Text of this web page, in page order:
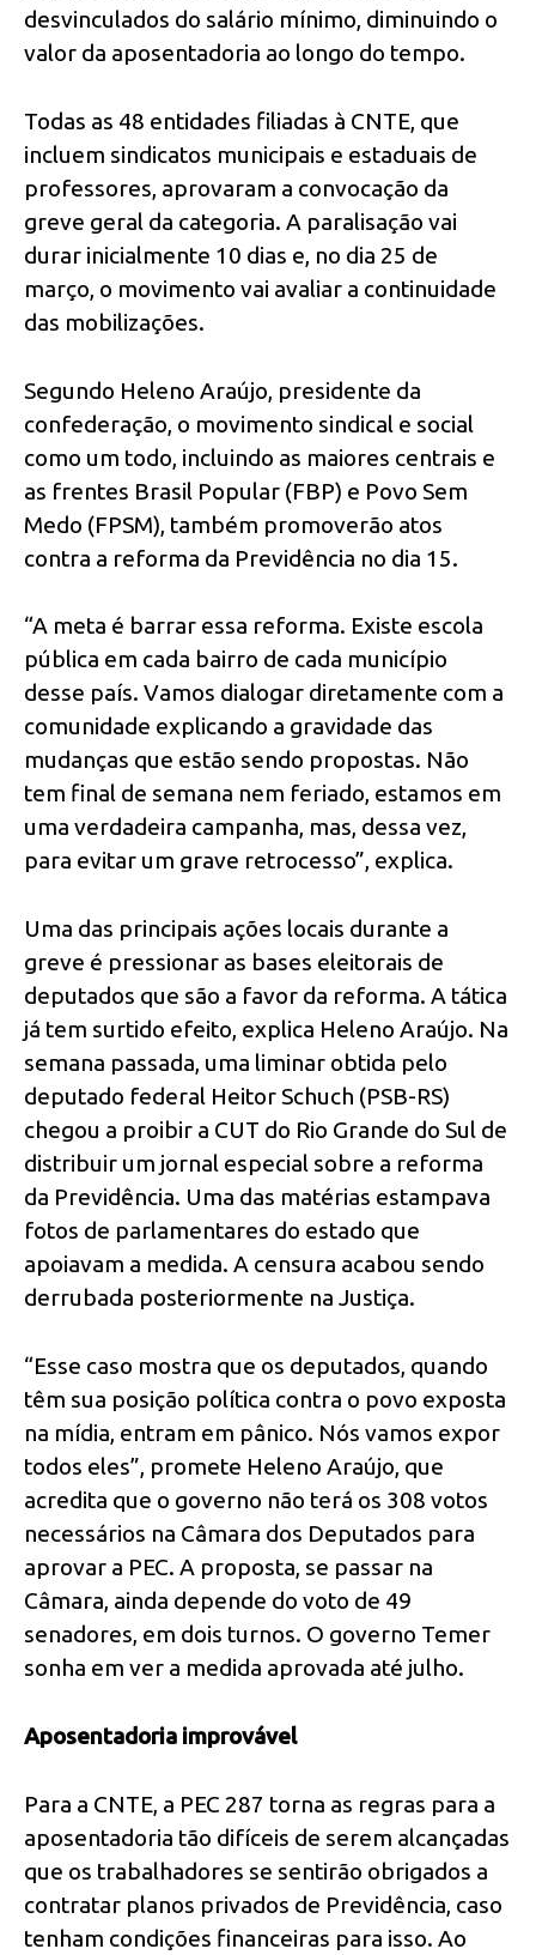
desvinculados do salário mínimo, diminuindo o
valor da aposentadoria ao longo do tempo.
Todas as 48 entidades filiadas à CNTE, que
incluem sindicatos municipais e estaduais de
professores, aprovaram a convocação da
greve geral da categoria. A paralisação vai
durar inicialmente 10 dias e, no dia 25 de
março, o movimento vai avaliar a continuidade
das mobilizações.
Segundo Heleno Araújo, presidente da
confederação, o movimento sindical e social
como um todo, incluindo as maiores centrais e
as frentes Brasil Popular (FBP) e Povo Sem
Medo (FPSM), também promoverão atos
contra a reforma da Previdência no dia 15.
“A meta é barrar essa reforma. Existe escola
pública em cada bairro de cada município
desse país. Vamos dialogar diretamente com a
comunidade explicando a gravidade das
mudanças que estão sendo propostas. Não
tem final de semana nem feriado, estamos em
uma verdadeira campanha, mas, dessa vez,
para evitar um grave retrocesso”, explica.
Uma das principais ações locais durante a
greve é pressionar as bases eleitorais de
deputados que são a favor da reforma. A tática
já tem surtido efeito, explica Heleno Araújo. Na
semana passada, uma liminar obtida pelo
deputado federal Heitor Schuch (PSB-RS)
chegou a proibir a CUT do Rio Grande do Sul de
distribuir um jornal especial sobre a reforma
da Previdência. Uma das matérias estampava
fotos de parlamentares do estado que
apoiavam a medida. A censura acabou sendo
derrubada posteriormente na Justiça.
“Esse caso mostra que os deputados, quando
têm sua posição política contra o povo exposta
na mídia, entram em pânico. Nós vamos expor
todos eles”, promete Heleno Araújo, que
acredita que o governo não terá os 308 votos
necessários na Câmara dos Deputados para
aprovar a PEC. A proposta, se passar na
Câmara, ainda depende do voto de 49
senadores, em dois turnos. O governo Temer
sonha em ver a medida aprovada até julho.
Aposentadoria improvável
Para a CNTE, a PEC 287 torna as regras para a
aposentadoria tão difíceis de serem alcançadas
que os trabalhadores se sentirão obrigados a
contratar planos privados de Previdência, caso
tenham condições financeiras para isso. Ao